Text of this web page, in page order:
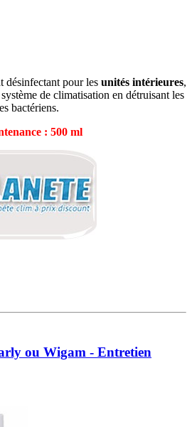
désinfectant pour les unités intérieures,
de climatisation en détruisant les
bactériens.
: 500 ml
ou Wigam - Entretien